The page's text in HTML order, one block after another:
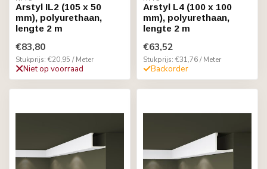
Arstyl IL2 (105 x 50
mm), polyurethaan,
lengte 2 m
€83,80
Stukprijs: €20,95 / Meter
Niet op voorraad
Arstyl L4 (100 x 100
mm), polyurethaan,
lengte 2 m
€63,52
Stukprijs: €31,76 / Meter
Backorder